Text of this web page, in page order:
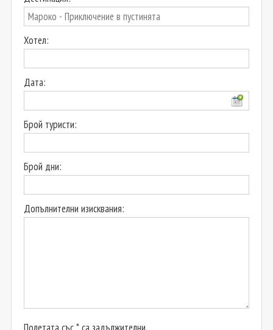
Хотел:
Дата:
Брой туристи:
Брой дни:
Допълнителни изисквания: